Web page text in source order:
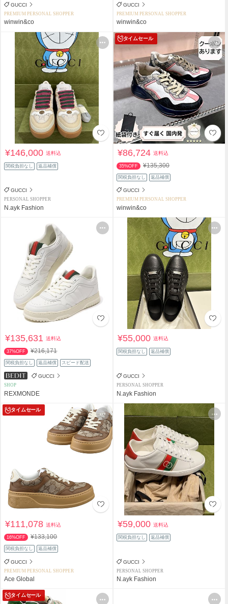
GUCCI
PREMIUM PERSONAL SHOPPER
winwin&co
GUCCI
PREMIUM PERSONAL SHOPPER
winwin&co
¥146,000送料込
関税負担なし 返品補償
GUCCI
PERSONAL SHOPPER
N.ayk Fashion
タイムセール
¥86,724送料込
35%OFF ¥135,300
関税負担なし 返品補償
GUCCI
PREMIUM PERSONAL SHOPPER
winwin&co
¥135,631送料込
37%OFF ¥216,171
関税負担なし 返品補償 スピード配送
GUCCI
SHOP
REXMONDE
¥55,000送料込
関税負担なし 返品補償
GUCCI
PERSONAL SHOPPER
N.ayk Fashion
タイムセール
¥111,078送料込
16%OFF ¥133,100
関税負担なし 返品補償
GUCCI
PREMIUM PERSONAL SHOPPER
Ace Global
¥59,000送料込
関税負担なし 返品補償
GUCCI
PERSONAL SHOPPER
N.ayk Fashion
タイムセール